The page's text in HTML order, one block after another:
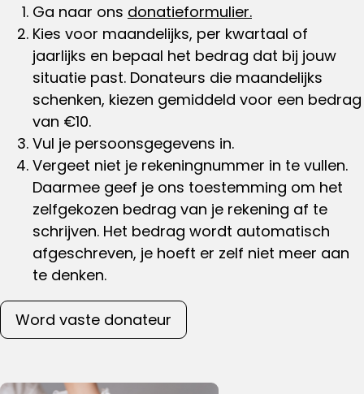
Ga naar ons donatieformulier.
Kies voor maandelijks, per kwartaal of
jaarlijks en bepaal het bedrag dat bij jouw
situatie past. Donateurs die maandelijks
schenken, kiezen gemiddeld voor een bedrag
van €10.
Vul je persoonsgegevens in.
Vergeet niet je rekeningnummer in te vullen.
Daarmee geef je ons toestemming om het
zelfgekozen bedrag van je rekening af te
schrijven. Het bedrag wordt automatisch
afgeschreven, je hoeft er zelf niet meer aan
te denken.
Word vaste donateur